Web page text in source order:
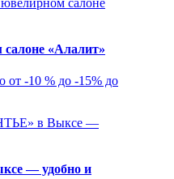
«Алалит»
от -10 % до -15% до
— удобно и